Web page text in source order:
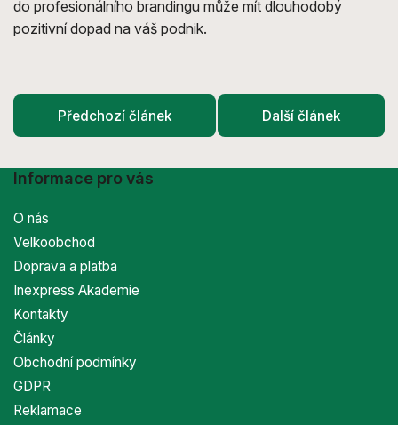
do profesionálního brandingu může mít dlouhodobý
pozitivní dopad na váš podnik.
Předchozí článek Další článek
Informace pro vás
O nás
Velkoobchod
Doprava a platba
Inexpress Akademie
Kontakty
Články
Obchodní podmínky
GDPR
Reklamace